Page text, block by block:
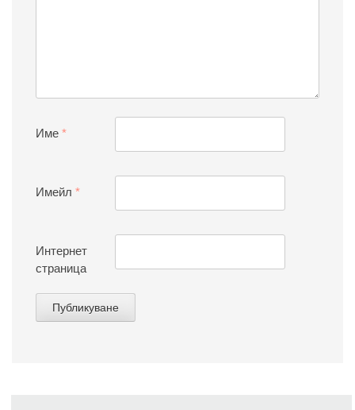
Име *
Имейл *
Интернет
страница